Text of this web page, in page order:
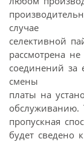
случае
селективной
рассмотрена
соединений за
смены
платы на
обслуживанию.
пропускная
будет сведено